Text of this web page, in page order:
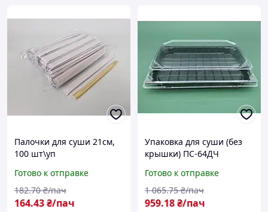
Палочки для суши 21см,
100 шт\уп
Готово к отправке
164.43₴/пач
182.70 ₴/пач
Упаковка для суши (без
крышки) ПС-64ДЧ
ролла.
Готово к отправке
959.18₴/пач
1 065.75 ₴/пач